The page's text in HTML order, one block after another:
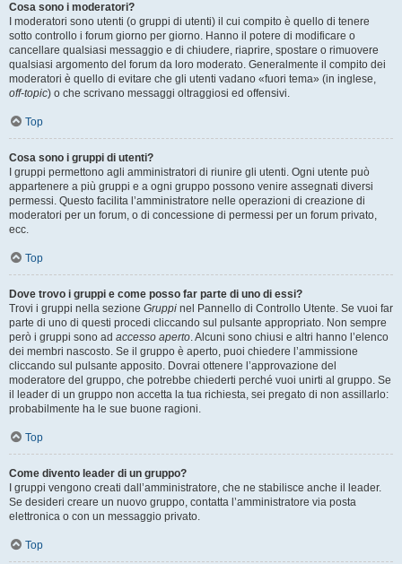
Cosa sono i moderatori?
I moderatori sono utenti (o gruppi di utenti) il cui compito è quello di tenere
sotto controllo i forum giorno per giorno. Hanno il potere di modificare o
cancellare qualsiasi messaggio e di chiudere, riaprire, spostare o rimuovere
qualsiasi argomento del forum da loro moderato. Generalmente il compito dei
moderatori è quello di evitare che gli utenti vadano «fuori tema» (in inglese,
off-topic) o che scrivano messaggi oltraggiosi ed offensivi.
Top
Cosa sono i gruppi di utenti?
I gruppi permettono agli amministratori di riunire gli utenti. Ogni utente può
appartenere a più gruppi e a ogni gruppo possono venire assegnati diversi
permessi. Questo facilita l’amministratore nelle operazioni di creazione di
moderatori per un forum, o di concessione di permessi per un forum privato,
ecc.
Top
Dove trovo i gruppi e come posso far parte di uno di essi?
Trovi i gruppi nella sezione Gruppi nel Pannello di Controllo Utente. Se vuoi far
parte di uno di questi procedi cliccando sul pulsante appropriato. Non sempre
però i gruppi sono ad accesso aperto. Alcuni sono chiusi e altri hanno l’elenco
dei membri nascosto. Se il gruppo è aperto, puoi chiedere l’ammissione
cliccando sul pulsante apposito. Dovrai ottenere l’approvazione del
moderatore del gruppo, che potrebbe chiederti perché vuoi unirti al gruppo. Se
il leader di un gruppo non accetta la tua richiesta, sei pregato di non assillarlo:
probabilmente ha le sue buone ragioni.
Top
Come divento leader di un gruppo?
I gruppi vengono creati dall’amministratore, che ne stabilisce anche il leader.
Se desideri creare un nuovo gruppo, contatta l’amministratore via posta
elettronica o con un messaggio privato.
Top